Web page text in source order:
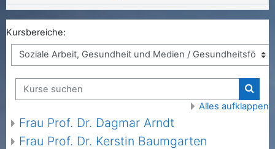
Kursbereiche:
Kurse suchen
Alles aufklappen
Frau Prof. Dr. Dagmar Arndt
Frau Prof. Dr. Kerstin Baumgarten